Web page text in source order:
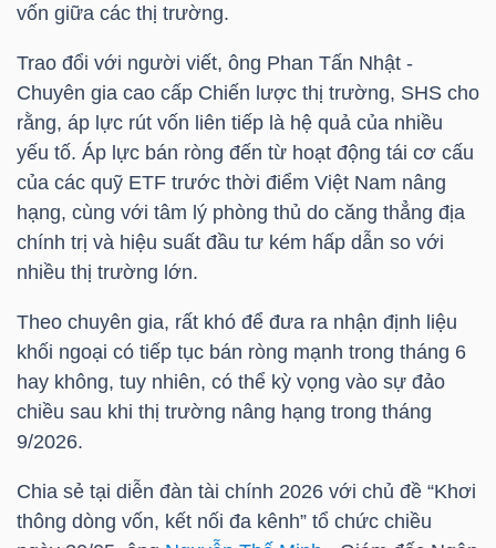
vốn giữa các thị trường.
Trao đổi với người viết, ông Phan Tấn Nhật -
Chuyên gia cao cấp Chiến lược thị trường, SHS cho
rằng, áp lực rút vốn liên tiếp là hệ quả của nhiều
yếu tố. Áp lực bán ròng đến từ hoạt động tái cơ cấu
của các quỹ ETF trước thời điểm Việt Nam nâng
hạng, cùng với tâm lý phòng thủ do căng thẳng địa
chính trị và hiệu suất đầu tư kém hấp dẫn so với
nhiều thị trường lớn.
Theo chuyên gia, rất khó để đưa ra nhận định liệu
khối ngoại có tiếp tục bán ròng mạnh trong tháng 6
hay không, tuy nhiên, có thể kỳ vọng vào sự đảo
chiều sau khi thị trường nâng hạng trong tháng
9/2026.
Chia sẻ tại diễn đàn tài chính 2026 với chủ đề “Khơi
thông dòng vốn, kết nối đa kênh” tổ chức chiều
NGUYÊN
VẬT
LIỆU
CÔNG
TIÊU
KHÔNG
THIẾT